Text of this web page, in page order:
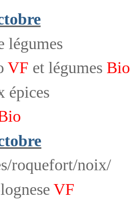
légumes
VF et légumes Bio
épices
roquefort/noix/
VF